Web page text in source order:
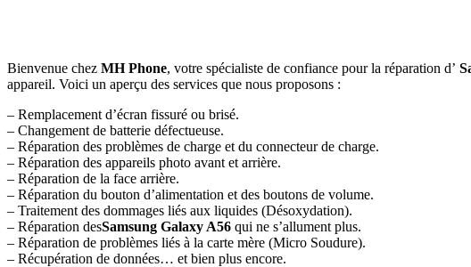
Bienvenue chez MH Phone, votre spécialiste de confiance pour la réparation d’
appareil. Voici un aperçu des services que nous proposons :
– Remplacement d’écran fissuré ou brisé.
– Changement de batterie défectueuse.
– Réparation des problèmes de charge et du connecteur de charge.
– Réparation des appareils photo avant et arrière.
– Réparation de la face arrière.
– Réparation du bouton d’alimentation et des boutons de volume.
– Traitement des dommages liés aux liquides (Désoxydation).
– Réparation desSamsung Galaxy A56 qui ne s’allument plus.
– Réparation de problèmes liés à la carte mère (Micro Soudure).
– Récupération de données… et bien plus encore.